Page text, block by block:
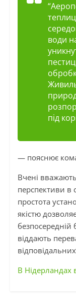
води
під
— пояснює
Вчені
перспективи в
простота
якістю
безпосередній
віддають
В Нідерландах